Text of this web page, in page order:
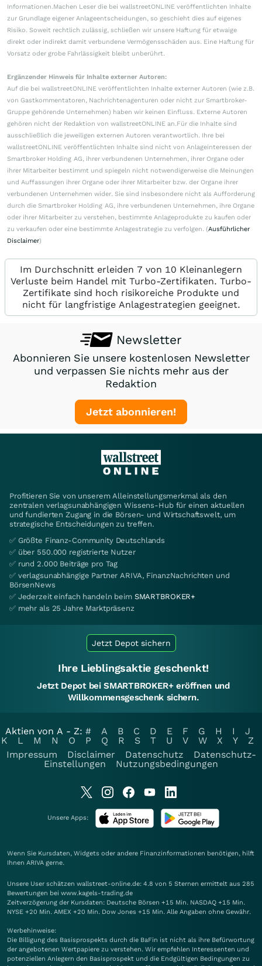
Informationen.Machen Leser die bei wallstreetONLINE veröffentlichten Inhalte
zur Grundlage eigener Anlageentscheidungen, so geschieht dies auf eigenes
Risiko. Soweit rechtlich zulässig, schließen wir unsere Haftung für etwaige
direkt oder indirekt damit verbundene Vermögensschäden aus. Eine Haftung für
Vorsatz oder grobe Fahrlässigkeit bleibt unberührt.
Ergänzender Hinweis für Inhalte externer Autoren:
Auf die bei wallstreetONLINE veröffentlichten Inhalte externer Autoren (wie z.B.
von Gastkommentatoren, Nachrichtenagenturen oder nicht zur Smartbroker-
Gruppe gehörende Unternehmen) haben wir keinen Einfluss. Externe Autoren
gehören nicht der Redaktion von wallstreetONLINE an.Für die Inhalte sind
ausschließlich die jeweiligen externen Autoren verantwortlich. Ihre bei
wallstreetONLINE veröffentlichten Inhalte sind nicht von Anlageinteressen der
Smartbroker Holding AG, ihrer verbundenen Unternehmen, ihrer Organe oder
ihrer Mitarbeiter bestimmt und spiegeln nicht notwendigerweise die Meinungen
und Auffassungen ihrer Organe oder ihrer Mitarbeiter bzw. der Organe ihrer
verbundenen Unternehmen wider. Sie sind insbesondere nicht als Aufforderung
durch die Smartbroker Holding AG, ihre verbundenen Unternehmen, ihre Organe
oder ihrer Mitarbeiter zu verstehen, bestimmte Anlageprodukte zu kaufen oder
zu verkaufen oder eine bestimmte Anlagestrategie zu verfolgen. (Ausführlicher
Disclaimer)
Im Durchschnitt erleiden 7 von 10 Kleinanlegern
Verluste beim Handel mit Turbo-Zertifikaten. Turbo-
Zertifikate sind hoch risikoreiche Produkte und
nicht für langfristige Anlagestrategien geeignet.
Newsletter
Abonnieren Sie unsere kostenlosen Newsletter
und verpassen Sie nichts mehr aus der
Redaktion
Jetzt abonnieren!
Profitieren Sie von unserem Alleinstellungsmerkmal als den
zentralen verlagsunabhängigen Wissens-Hub für einen aktuellen
und fundierten Zugang in die Börsen- und Wirtschaftswelt, um
strategische Entscheidungen zu treffen.
✅ Größte Finanz-Community Deutschlands
✅ über 550.000 registrierte Nutzer
✅ rund 2.000 Beiträge pro Tag
✅ verlagsunabhängige Partner ARIVA, FinanzNachrichten und
BörsenNews
✅ Jederzeit einfach handeln beim SMARTBROKER+
✅ mehr als 25 Jahre Marktpräsenz
Jetzt Depot sichern
Ihre Lieblingsaktie geschenkt!
Jetzt Depot bei SMARTBROKER+ eröffnen und
Willkommensgeschenk sichern.
Aktien von A - Z: # A B C D E F G H I
J
K
L M N O P Q R S T U V W X Y
Z
Impressum
Disclaimer Datenschutz
Datenschutz-
Einstellungen
Nutzungsbedingungen
Unsere Apps:
Wenn Sie Kursdaten, Widgets oder andere Finanzinformationen benötigen, hilft
Ihnen ARIVA gerne.
Unsere User schätzen wallstreet-online.de: 4.8 von 5 Sternen ermittelt aus 285
Bewertungen bei www.kagels-trading.de
Zeitverzögerung der Kursdaten: Deutsche Börsen +15 Min. NASDAQ +15 Min.
NYSE +20 Min. AMEX +20 Min. Dow Jones +15 Min. Alle Angaben ohne Gewähr.
Werbehinweise:
Die Billigung des Basisprospekts durch die BaFin ist nicht als ihre Befürwortung
der angebotenen Wertpapiere zu verstehen. Wir empfehlen Interessenten und
potenziellen Anlegern den Basisprospekt und die Endgültigen Bedingungen zu